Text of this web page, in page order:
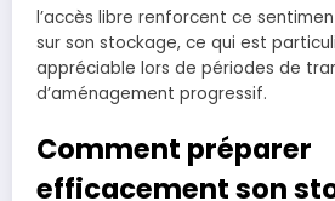
l’accès libre renforcent ce
sur son stockage, ce qui est
appréciable lors de périodes de
d’aménagement progressif.
Comment préparer
efficacement son